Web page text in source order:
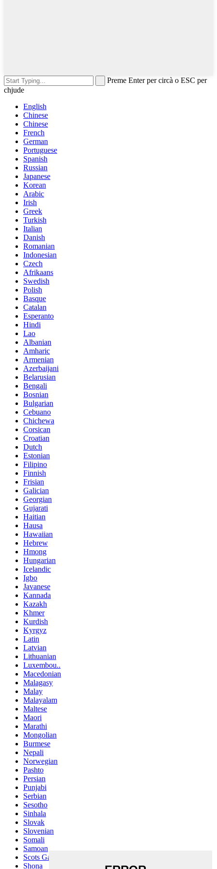
Preme Enter per circà o ESC per
chjude
English
Chinese
Chinese
French
German
Portuguese
Spanish
Russian
Japanese
Korean
Arabic
Irish
Greek
Turkish
Italian
Danish
Romanian
Indonesian
Czech
Afrikaans
Swedish
Polish
Basque
Catalan
Esperanto
Hindi
Lao
Albanian
Amharic
Armenian
Azerbaijani
Belarusian
Bengali
Bosnian
Bulgarian
Cebuano
Chichewa
Corsican
Croatian
Dutch
Estonian
Filipino
Finnish
Frisian
Galician
Georgian
Gujarati
Haitian
Hausa
Hawaiian
Hebrew
Hmong
Hungarian
Icelandic
Igbo
Javanese
Kannada
Kazakh
Khmer
Kurdish
Kyrgyz
Latin
Latvian
Lithuanian
Luxembou..
Macedonian
Malagasy
Malay
Malayalam
Maltese
Maori
Marathi
Mongolian
Burmese
Nepali
Norwegian
Pashto
Persian
Punjabi
Serbian
Sesotho
Sinhala
Slovak
Slovenian
Somali
Samoan
Scots Gaelic
Shona